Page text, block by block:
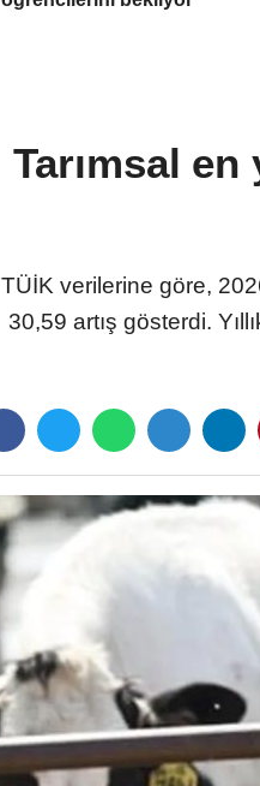
Tarımsal
TÜİK verilerine göre,
30,59 artış gösterdi.